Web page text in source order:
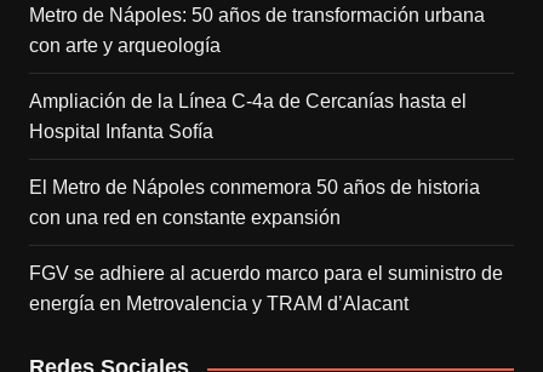
Metro de Nápoles: 50 años de transformación urbana
con arte y arqueología
Ampliación de la Línea C-4a de Cercanías hasta el
Hospital Infanta Sofía
El Metro de Nápoles conmemora 50 años de historia
con una red en constante expansión
FGV se adhiere al acuerdo marco para el suministro de
energía en Metrovalencia y TRAM d’Alacant